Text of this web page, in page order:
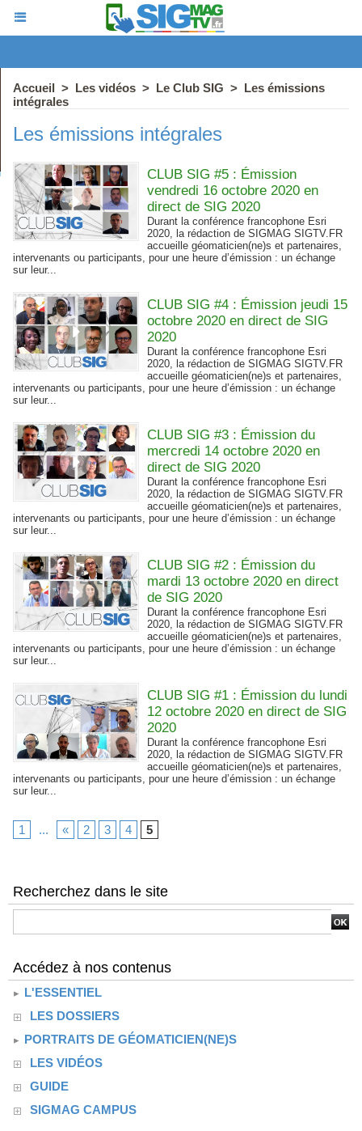
Accueil > Les vidéos > Le Club SIG > Les émissions
intégrales
Les émissions intégrales
CLUB SIG #5 : Émission
vendredi 16 octobre 2020 en
direct de SIG 2020
Durant la conférence francophone Esri
2020, la rédaction de SIGMAG SIGTV.FR
accueille géomaticien(ne)s et partenaires,
intervenants ou participants, pour une heure d’émission : un échange
sur leur...
CLUB SIG #4 : Émission jeudi 15
octobre 2020 en direct de SIG
2020
Durant la conférence francophone Esri
2020, la rédaction de SIGMAG SIGTV.FR
accueille géomaticien(ne)s et partenaires,
intervenants ou participants, pour une heure d’émission : un échange
sur leur...
CLUB SIG #3 : Émission du
mercredi 14 octobre 2020 en
direct de SIG 2020
Durant la conférence francophone Esri
2020, la rédaction de SIGMAG SIGTV.FR
accueille géomaticien(ne)s et partenaires,
intervenants ou participants, pour une heure d’émission : un échange
sur leur...
CLUB SIG #2 : Émission du
mardi 13 octobre 2020 en direct
de SIG 2020
Durant la conférence francophone Esri
2020, la rédaction de SIGMAG SIGTV.FR
accueille géomaticien(ne)s et partenaires,
intervenants ou participants, pour une heure d’émission : un échange
sur leur...
CLUB SIG #1 : Émission du lundi
12 octobre 2020 en direct de SIG
2020
Durant la conférence francophone Esri
2020, la rédaction de SIGMAG SIGTV.FR
accueille géomaticien(ne)s et partenaires,
intervenants ou participants, pour une heure d’émission : un échange
sur leur...
1 ... « 2 3 4 5
Recherchez dans le site
Accédez à nos contenus
L'ESSENTIEL
LES DOSSIERS
PORTRAITS DE GÉOMATICIEN(NE)S
LES VIDÉOS
GUIDE
SIGMAG CAMPUS